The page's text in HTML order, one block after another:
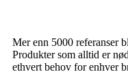
Mer enn 5000 referanser
Produkter som alltid er
ethvert behov for enhver